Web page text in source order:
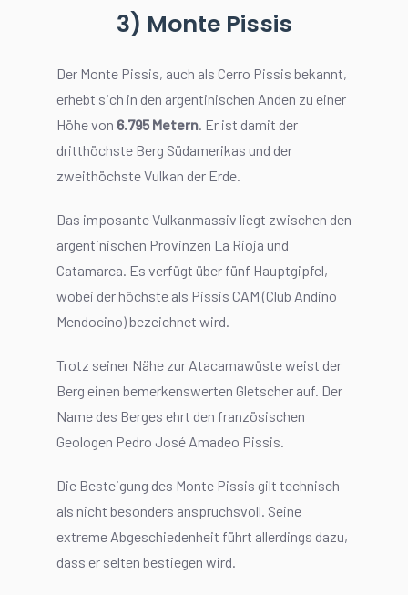
3) Monte Pissis
Der Monte Pissis, auch als Cerro Pissis bekannt,
erhebt sich in den argentinischen Anden zu einer
Höhe von 6.795 Metern. Er ist damit der
dritthöchste Berg Südamerikas und der
zweithöchste Vulkan der Erde.
Das imposante Vulkanmassiv liegt zwischen den
argentinischen Provinzen La Rioja und
Catamarca. Es verfügt über fünf Hauptgipfel,
wobei der höchste als Pissis CAM (Club Andino
Mendocino) bezeichnet wird.
Trotz seiner Nähe zur Atacamawüste weist der
Berg einen bemerkenswerten Gletscher auf. Der
Name des Berges ehrt den französischen
Geologen Pedro José Amadeo Pissis.
Die Besteigung des Monte Pissis gilt technisch
als nicht besonders anspruchsvoll. Seine
extreme Abgeschiedenheit führt allerdings dazu,
dass er selten bestiegen wird.